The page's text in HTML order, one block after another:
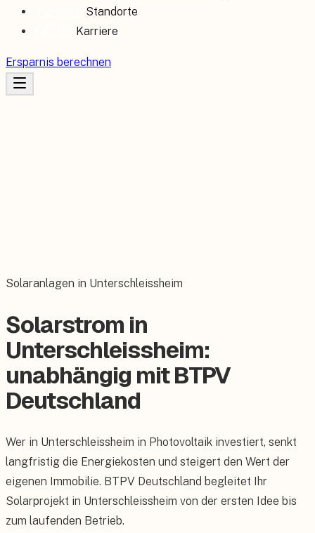
Standorte
Karriere
Ersparnis berechnen
Solaranlagen in Unterschleissheim
Solarstrom in
Unterschleissheim:
unabhängig mit BTPV
Deutschland
Wer in Unterschleissheim in Photovoltaik investiert, senkt
langfristig die Energiekosten und steigert den Wert der
eigenen Immobilie. BTPV Deutschland begleitet Ihr
Solarprojekt in Unterschleissheim von der ersten Idee bis
zum laufenden Betrieb.